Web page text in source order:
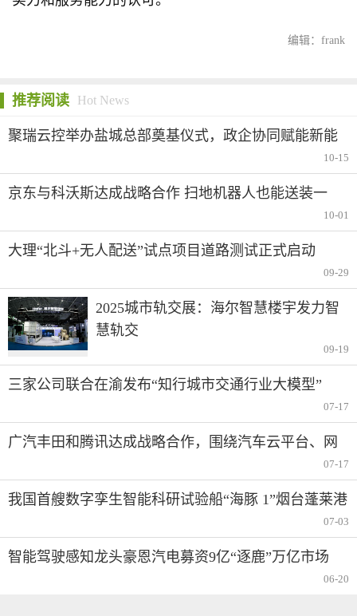
编辑：frank
推荐阅读 Hot News
聚瑞云控举办盐城总部奠基仪式，政企协同赋能新能
10-15
京东与科沃斯达成战略合作 扫地机器人也能送装一
10-01
大理“北斗+无人配送”试点项目道路测试正式启动
09-29
2025城市轨交展：海尔智慧楼宇发力智
慧轨交
09-19
三家公司联合在渝发布“知行城市交通行业大模型”
07-17
广汽丰田和腾讯达成战略合作，围绕汽车云平台、网
07-17
我国首艘数字孪生智能科研试验船“海豚 1”烟台蓬莱港
07-03
智能驾驶感知龙头豪恩汽电募资9亿“逐鹿”万亿市场
06-20